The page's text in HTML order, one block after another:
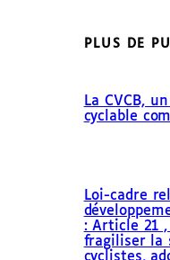
PLUS DE
La CVCB,
cyclable
Loi-cadre
: Article 21
fragiliser la